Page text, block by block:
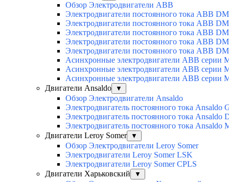
Обзор Электродвигатели ABB
Электродвигатели постоянного тока ABB
Электродвигатели постоянного тока ABB
Электродвигатели постоянного тока ABB
Электродвигатели постоянного тока ABB
Электродвигатели постоянного тока ABB
Асинхронные электродвигатели ABB серии
Асинхронные электродвигатели ABB серии
Асинхронные электродвигатели ABB серии
Двигатели Ansaldo
▼
Обзор Электродвигатели Ansaldo
Электродвигатель постоянного тока Ansaldo
Электродвигатель постоянного тока Ansaldo
Электродвигатель постоянного тока Ansaldo
Двигатели Leroy Somer
▼
Обзор Электродвигатели Leroy Somer
Электродвигатели Leroy Somer LSK
Электродвигатели Leroy Somer CPLS
Двигатели Харьковский
▼